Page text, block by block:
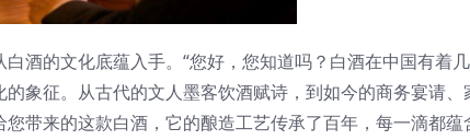
酒的文化底蕴入手。“您好，您知道吗？白酒在中国有着
象征。从古代的文人墨客饮酒赋诗，到如今的商务宴请、
带来的这款白酒，它的酿造工艺传承了百年，每一滴都蕴